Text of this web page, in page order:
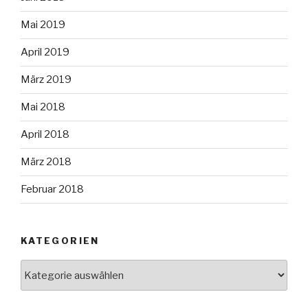
Mai 2019
April 2019
März 2019
Mai 2018
April 2018
März 2018
Februar 2018
KATEGORIEN